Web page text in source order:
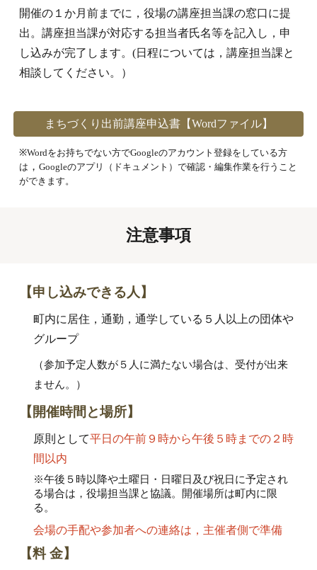
開催の１か月前までに ，役場の講座担当課の窓口に提
出。講座担当課が対応する担当者氏名等を記入し，申
し込みが完了します。(日程については，講座担当課と
相談してください。）
まちづくり出前講座申込書【Wordファイル】
※Wordをお持ちでない方でGoogleのアカウント登録をしている方
は ，Googleのアプリ（ドキュメント）で確認・編集作業を行うこと
ができます。
注意事項
【申し込みできる人】
町内に居住 ，通勤 ，通学している５人以上の団体や
グループ
（参加予定人数が５人に満たない場合は、受付が出来
ません。）
【 開催時間と場所】
原則として平日の午前９時から午後５時までの２時
間以内
※午後５時以降や土曜日・日曜日及び祝日に予定され
る場合は ，役場担当課と協議。開催場所は町内に限
る。
会場の手配や参加者への連絡は，主催者側で準備
【料 金】